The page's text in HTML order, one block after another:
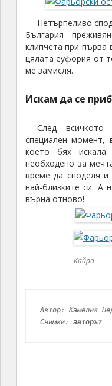
Нетърпеливо
България
клипчета при
цялата еуфория от
ме замисля.
Искам да се
След
специален момент,
което бях
необходено за
време да споделя
най-близките си. А
върна отново!
Кайра
Автор: Камелия
Снимки: авторът